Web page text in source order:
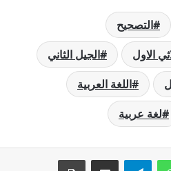
التصحيح
الاول
الجيل الثاني
اللغة العربية
لغة عربية
واتسابتيلقراممشاركة عبر البريد طباعة